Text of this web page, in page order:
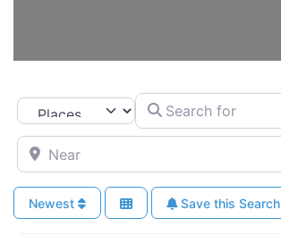
Select search typeSearch for
Near
Newest Save this Search